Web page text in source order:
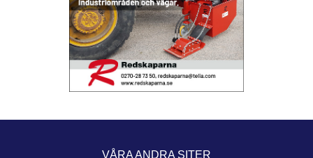
VÅRA ANDRA SITER